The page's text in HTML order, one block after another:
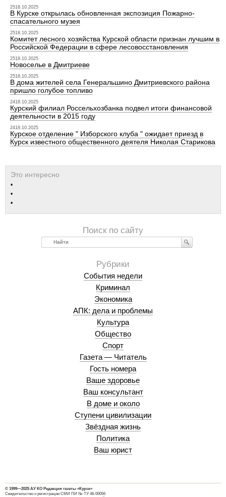
2518.10.2025
В Курске открылась обновленная экспозиция Пожарно-
спасательного музея
2518.10.2025
Комитет лесного хозяйства Курской области признан лучшим в
Российской Федерации в сфере лесовосстановления
2518.10.2025
Новоселье в Дмитриеве
2518.10.2025
В дома жителей села Генеральшино Дмитриевского района
пришло голубое топливо
2418.10.2025
Курский филиал Россельхозбанка подвел итоги финансовой
деятельности в 2015 году
2418.10.2025
Курское отделение " Изборского клуба " ожидает приезд в
Курск известного общественного деятеля Николая Старикова
Найти
События недели
Криминал
Экономика
АПК: дела и проблемы
Культура
Общество
Спорт
Газета — Читатель
Гость номера
Ваше здоровье
Ваш консультант
В доме и около
Ступени цивилизации
Звёздная жизнь
Политика
Ваш юрист
© 1999—2025 АУ КО Редакция газеты «Курск»
Свидетельство о регистрации СМИ ПИ № ТУ 46-00056